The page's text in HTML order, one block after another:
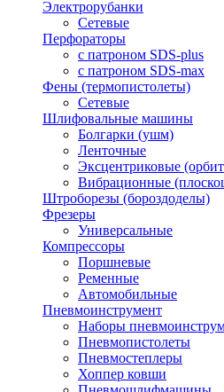
Электрорубанки
Сетевые
Перфораторы
с патроном SDS-plus
с патроном SDS-max
Фены (термопистолеты)
Сетевые
Шлифовальные машины
Болгарки (ушм)
Ленточные
Эксцентриковые
Вибрационные
Штроборезы (бороздоделы)
Фрезеры
Универсальные
Компрессоры
Поршневые
Ременные
Автомобильные
Пневмоинструмент
Наборы
Пневмопистолеты
Пневмостеплеры
Хоппер ковши